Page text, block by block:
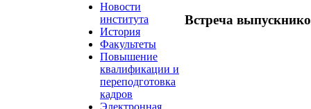
Новости
института
История
Факультеты
Повышение
квалификации и
переподготовка
кадров
Встреча